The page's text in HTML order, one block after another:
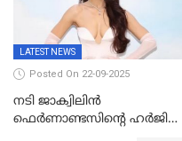
LATEST NEWS
Posted On 22-09-2025
നടി ജാക്വിലിന്‍
ഫെര്‍ണാണ്ടസിന്റെ ഹര്‍ജി